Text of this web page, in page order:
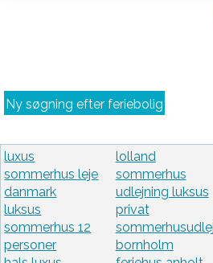
Ny søgning efter feriebolig
luxus
sommerhus leje
danmark
luksus
sommerhus 12
personer
lolland
sommerhus
udlejning luksus
privat
bornholm